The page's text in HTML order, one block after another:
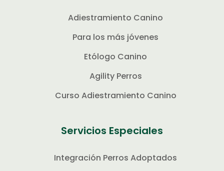
Adiestramiento Canino
Para los más jóvenes
Etólogo Canino
Agility Perros
Curso Adiestramiento Canino
Servicios Especiales
Integración Perros Adoptados